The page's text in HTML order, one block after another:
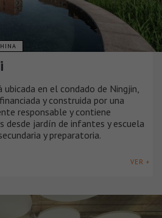
en el condado de Ningjin,
y construida por una
responsable y contiene
desde jardín de infantes y escuela
y preparatoria.
VER +